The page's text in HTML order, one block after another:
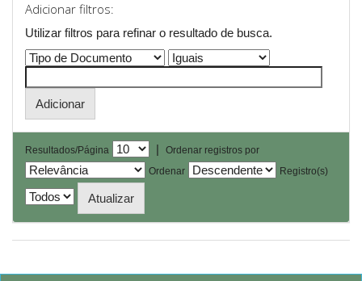
Adicionar filtros:
Utilizar filtros para refinar o resultado de busca.
Resultados/Página |
Ordenar registros por
Ordenar
Registro(s)